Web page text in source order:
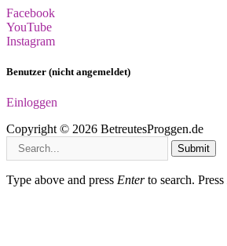
Facebook
YouTube
Instagram
Benutzer (nicht angemeldet)
Einloggen
Copyright © 2026 BetreutesProggen.de
Submit
Type above and press Enterto search. Press